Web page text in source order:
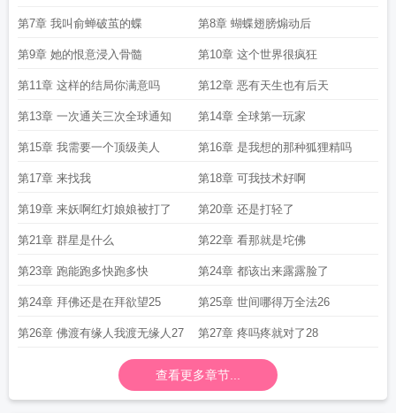
的
第7章 我叫俞蝉破茧的蝶 第8章 蝴蝶翅膀煽动后
第9章 她的恨意浸入骨髓 第10章 这个世界很疯狂
第11章 这样的结局你满意吗 第12章 恶有天生也有后天
第13章 一次通关三次全球通知 第14章 全球第一玩家
第15章 我需要一个顶级美人 第16章 是我想的那种狐狸精吗
第17章 来找我 第18章 可我技术好啊
第19章 来妖啊红灯娘娘被打了 第20章 还是打轻了
第21章 群星是什么 第22章 看那就是坨佛
第23章 跑能跑多快跑多快 第24章 都该出来露露脸了
第24章 拜佛还是在拜欲望25 第25章 世间哪得万全法26
第26章 佛渡有缘人我渡无缘人27 第27章 疼吗疼就对了28
查看更多章节...